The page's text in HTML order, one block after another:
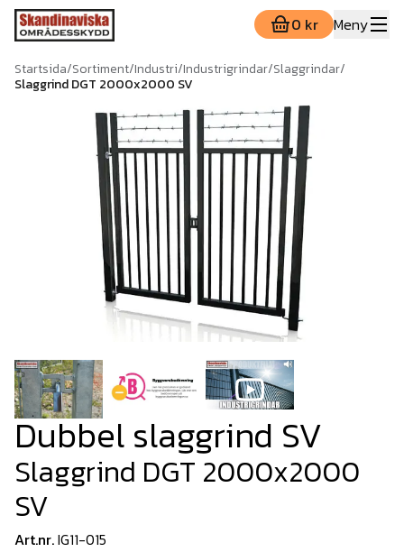
0 kr Meny
Startsida/Sortiment/Industri/Industrigrindar/Slaggrindar/
Slaggrind DGT 2000x2000 SV
Dubbel slaggrind SV
Slaggrind DGT 2000x2000
SV
Art.nr.IG11-015